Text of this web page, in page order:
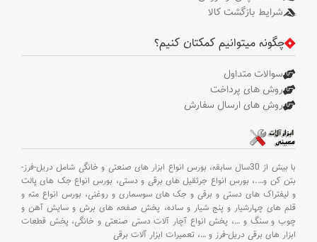
شرایط بازگشت کالا
چگونه میتوانیم کمکتان کنیم؟
سوالات متداول
روش های پرداخت
روش های ارسال سفارش
با بیش از 30سال سابقه،
بورس انواع ابزار های صنعتی و خانگی شامل دریل-فرز-
بتن کن و….، بورس انواع جرثقیل های برقی و دستی، بورس انواع جک های پالت
و لیفتراک های دستی و برقی و جک های سوسماری و روغنی، بورس انواع مته و
قلم های چهارشیار و پنج شیار و ساده، پخش صفحه های برش و سایش آهن و
چوب و سنگ و …، پخش انواع آچار آلات دستی صنعتی و خانگی، پخش قطعات
ابزار های برقی دریل-فرز و …، تعمیرات ابزار آلات برقی